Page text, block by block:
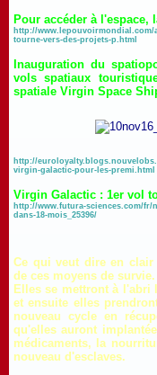
Pour accéder à l'espace,
http://www.lepouvoirmondial.com/
tourne-vers-des-projets-p.html
Inauguration du
vols spatiaux
spatiale Virgin Space
http://
virgin-galactic-pour-les-premi.html
Virgin Galactic : 1er vol
http://www.futura-sciences.com/
dans-18-mois_25396/
Ce qui veut dire en
de ces moyens de survie.
Elles se mettront à l'abri
et ensuite elles
nouveau cycle en
qu'elles auront
médicaments, la
nouveau d'esclaves.